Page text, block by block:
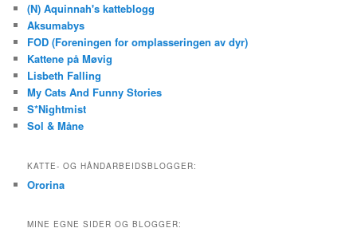
(N) Aquinnah's katteblogg
Aksumabys
FOD (Foreningen for omplasseringen av dyr)
Kattene på Møvig
Lisbeth Falling
My Cats And Funny Stories
S*Nightmist
Sol & Måne
KATTE- OG HÅNDARBEIDSBLOGGER:
Ororina
MINE EGNE SIDER OG BLOGGER: